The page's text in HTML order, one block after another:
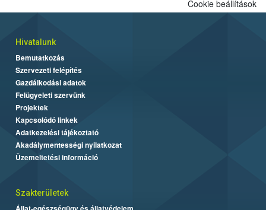
Cookie beállítások
Hivatalunk
Bemutatkozás
Szervezeti felépítés
Gazdálkodási adatok
Felügyeleti szervünk
Projektek
Kapcsolódó linkek
Adatkezelési tájékoztató
Akadálymentességi nyilatkozat
Üzemeltetési információ
Szakterületek